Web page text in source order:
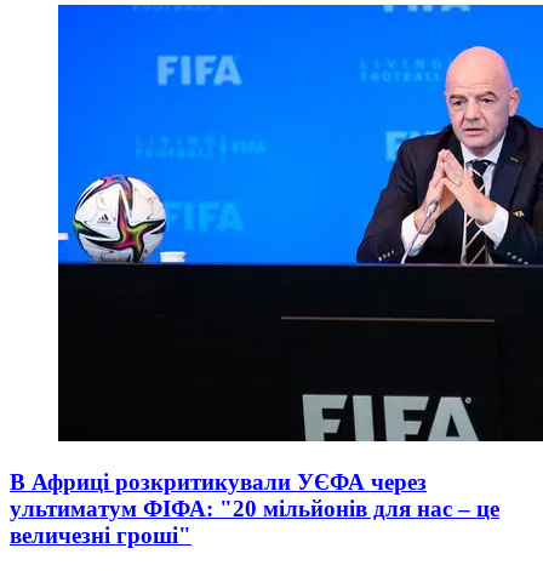
В Африці розкритикували УЄФА через
ультиматум ФІФА: "20 мільйонів для нас – це
величезні гроші"